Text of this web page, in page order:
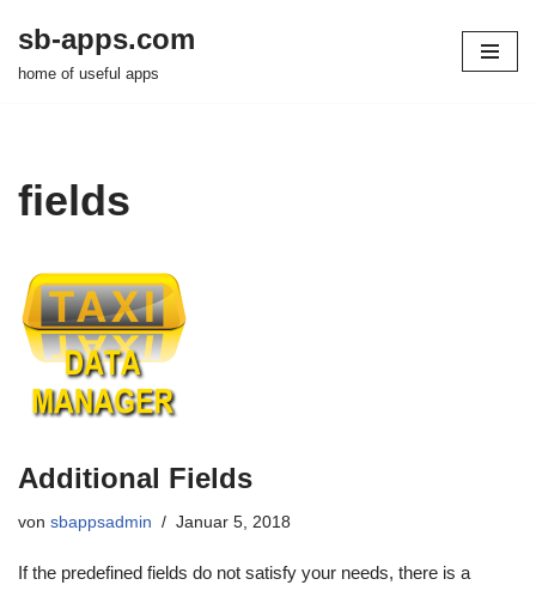
Zum
sb-apps.com
home of useful apps
fields
Additional Fields
von sbappsadmin Januar 5, 2018
If the predefined fields do not satisfy your needs, there is a